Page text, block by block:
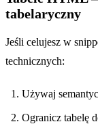
tabelaryczny
Jeśli celujesz w
technicznych:
Używaj
Ogranicz tabelę